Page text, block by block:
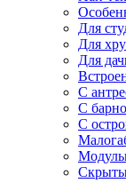
Для
Для
Для
С
С
С